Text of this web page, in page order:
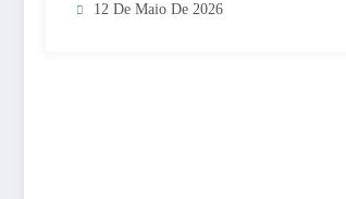
12 De Maio De 2026